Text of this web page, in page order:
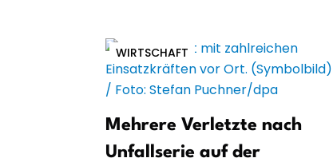
WIRTSCHAFT
Mehrere Verletzte nach
Unfallserie auf der